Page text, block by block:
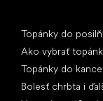
Topánky do
Ako vybrať
Topánky do
Bolesť chrbta i